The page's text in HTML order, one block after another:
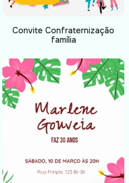
Convite Confraternização
família